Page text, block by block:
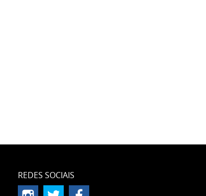
REDES SOCIAIS